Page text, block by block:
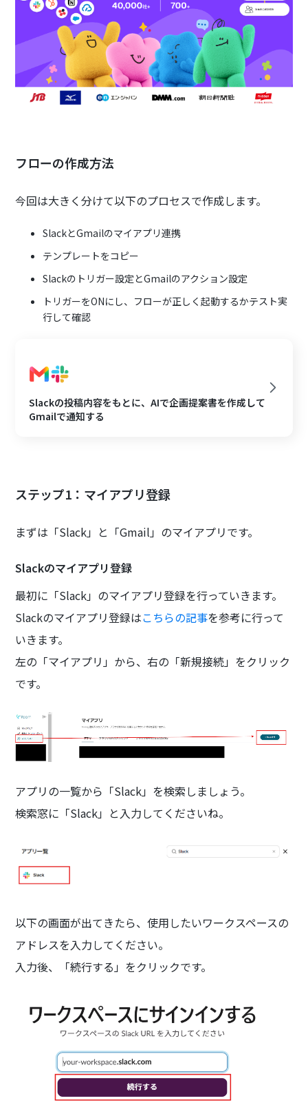
フローの作成方法
今回は大きく分けて以下のプロセスで作成します。
SlackとGmailのマイアプリ連携
テンプレートをコピー
Slackのトリガー設定とGmailのアクション設定
トリガーをONにし、フローが正しく起動するかテスト実
行して確認
Slackの投稿内容をもとに、AIで企画提案書を作成して
Gmailで通知する
ステップ1：マイアプリ登録
まずは「Slack」と「Gmail」のマイアプリです。
Slackのマイアプリ登録
最初に「Slack」のマイアプリ登録を行っていきます。
Slackのマイアプリ登録はこちらの記事を参考に行って
いきます。
左の「マイアプリ」から、右の「新規接続」をクリック
です。
アプリの一覧から「Slack」を検索しましょう。
検索窓に「Slack」と入力してくださいね。
以下の画面が出てきたら、使用したいワークスペースの
アドレスを入力してください。
入力後、「続行する」をクリックです。